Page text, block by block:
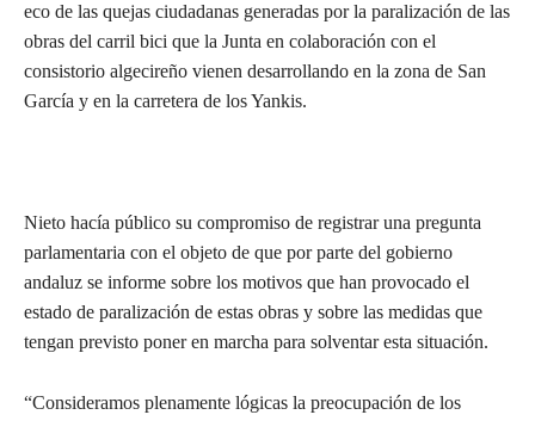
eco de las quejas ciudadanas generadas por la paralización de las
obras del carril bici que la Junta en colaboración con el
consistorio algecireño vienen desarrollando en la zona de San
García y en la carretera de los Yankis.
Nieto hacía público su compromiso de registrar una pregunta
parlamentaria con el objeto de que por parte del gobierno
andaluz se informe sobre los motivos que han provocado el
estado de paralización de estas obras y sobre las medidas que
tengan previsto poner en marcha para solventar esta situación.
“Consideramos plenamente lógicas la preocupación de los